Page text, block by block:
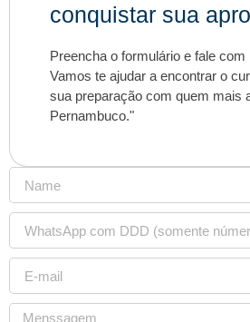
conquistar sua
Preencha o formulário e fale com
Vamos te ajudar a encontrar o
sua preparação com quem mais
Pernambuco."